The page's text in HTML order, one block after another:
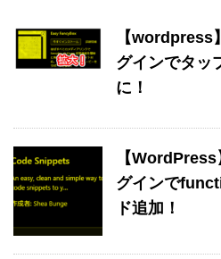
【wordpress
グインでタッ
に！
【
グインで
ド追加！